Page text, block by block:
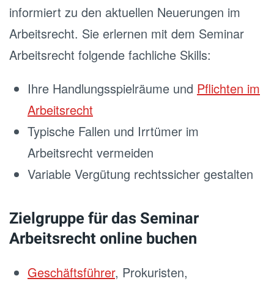
informiert zu den aktuellen Neuerungen im
Arbeitsrecht. Sie erlernen mit dem Seminar
Arbeitsrecht folgende fachliche Skills:
Ihre Handlungsspielräume und Pflichten im
Arbeitsrecht
Typische Fallen und Irrtümer im
Arbeitsrecht vermeiden
Variable Vergütung rechtssicher gestalten
Zielgruppe für das Seminar
Arbeitsrecht online buchen
Geschäftsführer, Prokuristen,